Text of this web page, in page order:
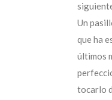
Un
que ha
últimos
tocarlo